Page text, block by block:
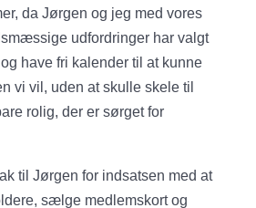
da Jørgen og jeg med vores
udfordringer har valgt
have fri kalender til at kunne
vi vil, uden at skulle skele til
rolig, der er sørget for
til Jørgen for indsatsen med at
sælge medlemskort og